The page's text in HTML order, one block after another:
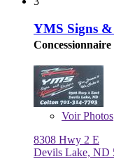
YMS Signs &
VoirPhotos
8308 Hwy 2 E
Devils Lake, ND